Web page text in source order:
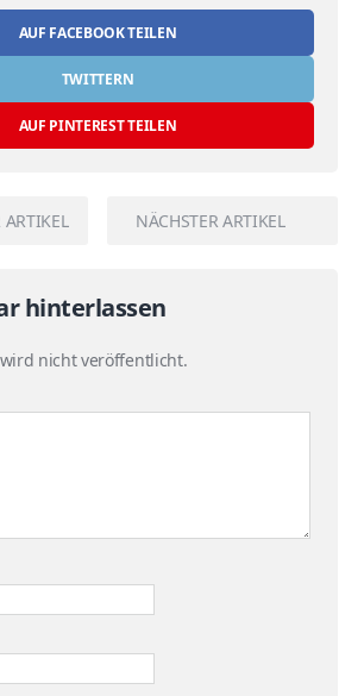
AUF FACEBOOK TEILEN
TWITTERN
AUF PINTEREST TEILEN
NÄCHSTER ARTIKEL
hinterlassen
nicht veröffentlicht.